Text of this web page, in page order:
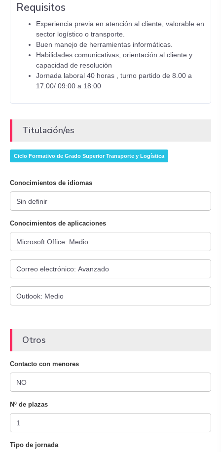
Requisitos
Experiencia previa en atención al cliente, valorable en
sector logístico o transporte.
Buen manejo de herramientas informáticas.
Habilidades comunicativas, orientación al cliente y
capacidad de resolución
Jornada laboral 40 horas , turno partido de 8.00 a
17.00/ 09:00 a 18:00
Titulación/es
Ciclo Formativo de Grado Superior Transporte y Logística
Conocimientos de idiomas
Conocimientos de aplicaciones
Otros
Contacto con menores
Nº de plazas
Tipo de jornada